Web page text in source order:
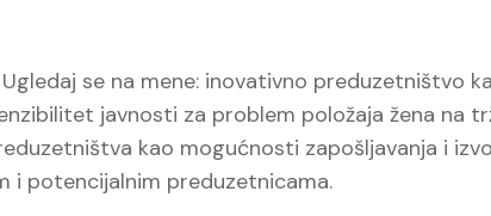
se na mene: inovativno preduzetništvo
javnosti za problem položaja žena na
kao mogućnosti zapošljavanja i
i potencijalnim preduzetnicama.